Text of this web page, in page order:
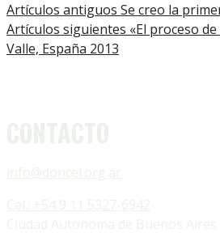
Artículos antiguos Se creo la
Artículos siguientes «El proceso
Valle, España 2013